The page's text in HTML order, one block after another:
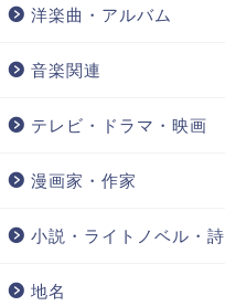
洋楽曲・アルバム
音楽関連
テレビ・ドラマ・映画
漫画家・作家
小説・ライトノベル・詩
地名